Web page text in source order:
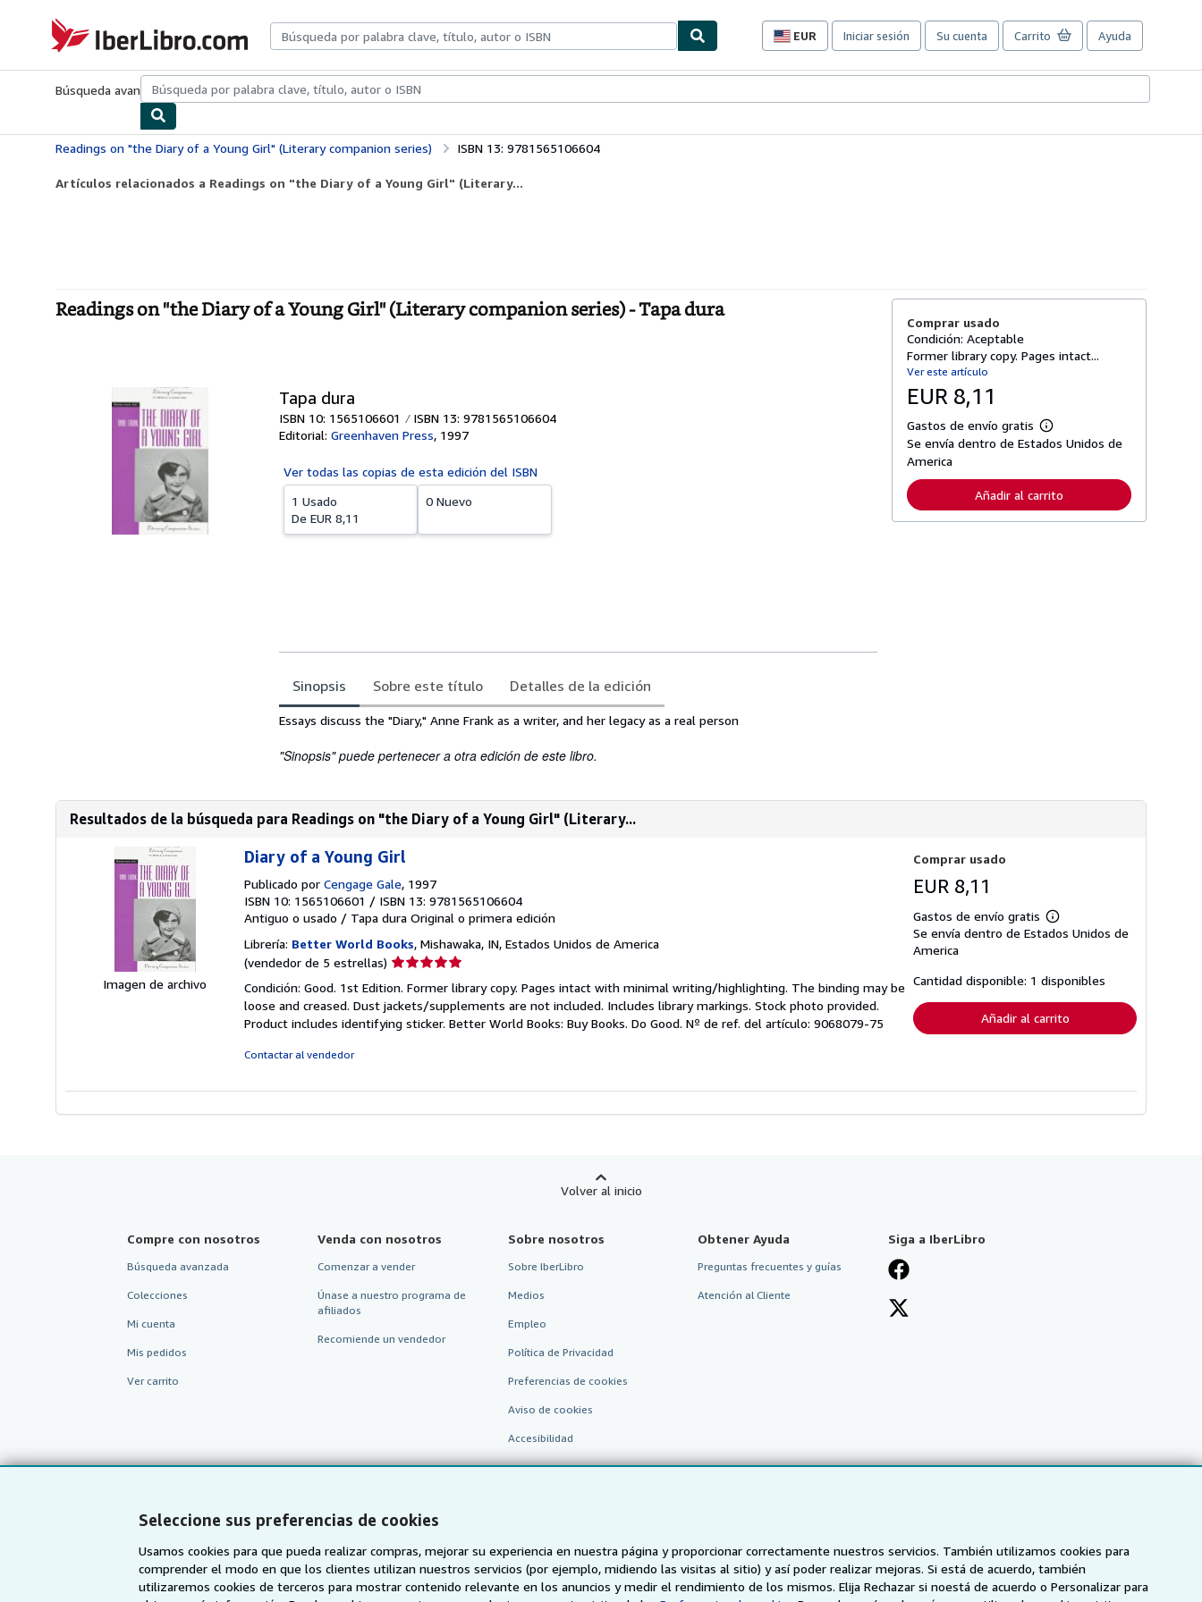
Seleccione sus preferencias de cookies
Usamos cookies para que pueda realizar compras, mejorar su experiencia en nuestra página y proporcionar correctamente nuestros servicios. También utilizamos cookies para
comprender el modo en que los clientes utilizan nuestros servicios (por ejemplo, midiendo las visitas al sitio) y así poder realizar mejoras. Si está de acuerdo, también
utilizaremos cookies de terceros para mostrar contenido relevante en los anuncios y medir el rendimiento de los mismos. Elija Rechazar si noestá de acuerdo o Personalizar para
IberLibro.com
EUR
Preferencias
compra
sitio.
Iniciar sesión Su cuenta Carrito Ayuda
Búsqueda avanzadaColecciones Libros antiguosArte y coleccionismo
Readings on "the Diary of a Young Girl" (Literary companion series) ISBN 13: 9781565106604
Artículos relacionados a Readings on "the Diary of a Young Girl" (Literary...
Readings on "the Diary of a Young Girl" (Literary companion series) - Tapa dura
Tapa dura
ISBN 10: 1565106601
ISBN 13: 9781565106604
Editorial: Greenhaven Press, 1997
Ver todas las copias de esta edición del ISBN
1 Usado
De EUR 8,11
0 Nuevo
Sinopsis Sobre este título Detalles de la edición
Sinopsis
Essays discuss the "Diary," Anne Frank as a writer, and her legacy as a real person
"Sinopsis" puede pertenecer a otra edición de este libro.
Comprar usado
Condición: Aceptable
Former library copy. Pages intact...
Ver este artículo
EUR 8,11
Gastos de envío gratis
M
á
f
o
r
Se envía dentro de Estados Unidos de
America
Añadir al carrito
Resultados de la búsqueda para Readings on "the Diary of a Young Girl" (Literary...
Imagen de archivo
Diary of a Young Girl
Publicado por Cengage Gale, 1997
ISBN 10: 1565106601 / ISBN 13: 9781565106604
Antiguo o usado / Tapa dura Original o primera edición
Librería: Better World Books, Mishawaka, IN, Estados Unidos de America
(vendedor de 5 estrellas) Calificación
vendedor:
5
de
Condición: Good. 1st Edition. Former library copy. Pages intact with minimal writing/highlighting. The binding may be
loose and creased. Dust jackets/supplements are not included. Includes library markings. Stock photo provided.
Product includes identifying sticker. Better World Books: Buy Books. Do Good. Nº de ref. del artículo: 9068079-75
Contactar al vendedor
Comprar usado
EUR 8,11
Gastos de envío gratis
Más
información
tarifas
de
envío
Se envía dentro de Estados Unidos de
America
Cantidad disponible: 1 disponibles
Añadir al carrito
Volver al inicio
Compre con nosotros
Búsqueda avanzada
Colecciones
Mi cuenta
Mis pedidos
Ver carrito
Venda con nosotros
Comenzar a vender
Únase a nuestro programa de
afiliados
Recomiende un vendedor
Sobre nosotros
Sobre IberLibro
Medios
Empleo
Política de Privacidad
Preferencias de cookies
Aviso de cookies
Accesibilidad
Obtener Ayuda
Preguntas frecuentes y guías
Atención al Cliente
Siga a IberLibro